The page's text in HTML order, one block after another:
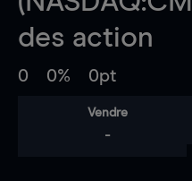
des action
0 0% 0pt
Vendre
-